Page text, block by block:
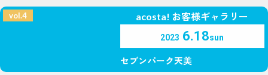
vol.4 acosta! お客様ギャラリー
2023 6.18sun
セブンパーク天美